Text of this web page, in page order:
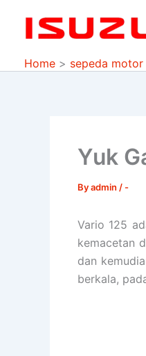
Home sepeda motor
Yuk
Byadmin / -
Vario 125
kemacetan
dan
berkala,